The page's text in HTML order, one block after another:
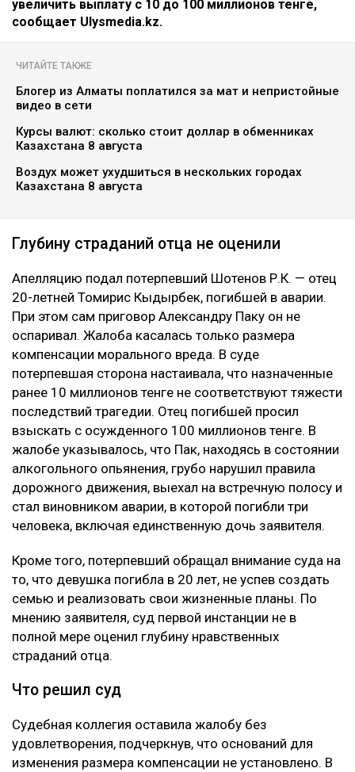
увеличить выплату с 10 до 100 миллионов тенге,
сообщает Ulysmedia.kz.
ЧИТАЙТЕ ТАКЖЕ
Блогер из Алматы поплатился за мат и непристойные
видео в сети
Курсы валют: сколько стоит доллар в обменниках
Казахстана 8 августа
Воздух может ухудшиться в нескольких городах
Казахстана 8 августа
Глубину страданий отца не оценили
Апелляцию подал потерпевший Шотенов Р.К. — отец
20-летней Томирис Кыдырбек, погибшей в аварии.
При этом сам приговор Александру Паку он не
оспаривал. Жалоба касалась только размера
компенсации морального вреда. В суде
потерпевшая сторона настаивала, что назначенные
ранее 10 миллионов тенге не соответствуют тяжести
последствий трагедии. Отец погибшей просил
взыскать с осужденного 100 миллионов тенге. В
жалобе указывалось, что Пак, находясь в состоянии
алкогольного опьянения, грубо нарушил правила
дорожного движения, выехал на встречную полосу и
стал виновником аварии, в которой погибли три
человека, включая единственную дочь заявителя.
Кроме того, потерпевший обращал внимание суда на
то, что девушка погибла в 20 лет, не успев создать
семью и реализовать свои жизненные планы. По
мнению заявителя, суд первой инстанции не в
полной мере оценил глубину нравственных
страданий отца.
Что решил суд
Судебная коллегия оставила жалобу без
удовлетворения, подчеркнув, что оснований для
изменения размера компенсации не установлено. В